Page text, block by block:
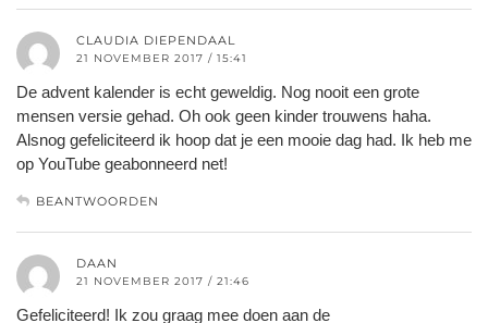
CLAUDIA DIEPENDAAL
21 NOVEMBER 2017 / 15:41
De advent kalender is echt geweldig. Nog nooit een grote
mensen versie gehad. Oh ook geen kinder trouwens haha.
Alsnog gefeliciteerd ik hoop dat je een mooie dag had. Ik heb me
op YouTube geabonneerd net!
BEANTWOORDEN
DAAN
21 NOVEMBER 2017 / 21:46
Gefeliciteerd! Ik zou graag mee doen aan de